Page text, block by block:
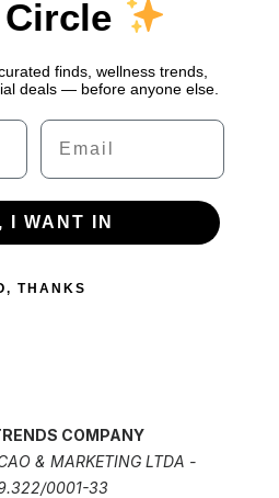
finds, wellness trends,
deals — before anyone else.
Email
I WANT IN
THANKS
COMPANY
& MARKETING LTDA -
0001-33